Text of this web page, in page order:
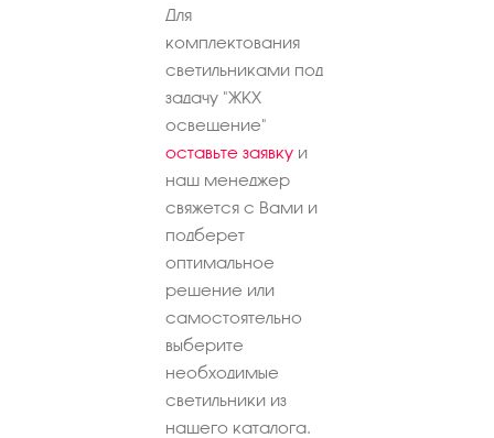
Для
комплектования
светильниками под
задачу "ЖКХ
освещение"
оставьте заявку и
наш менеджер
свяжется с Вами и
подберет
оптимальное
решение или
самостоятельно
выберите
необходимые
светильники из
нашего каталога.